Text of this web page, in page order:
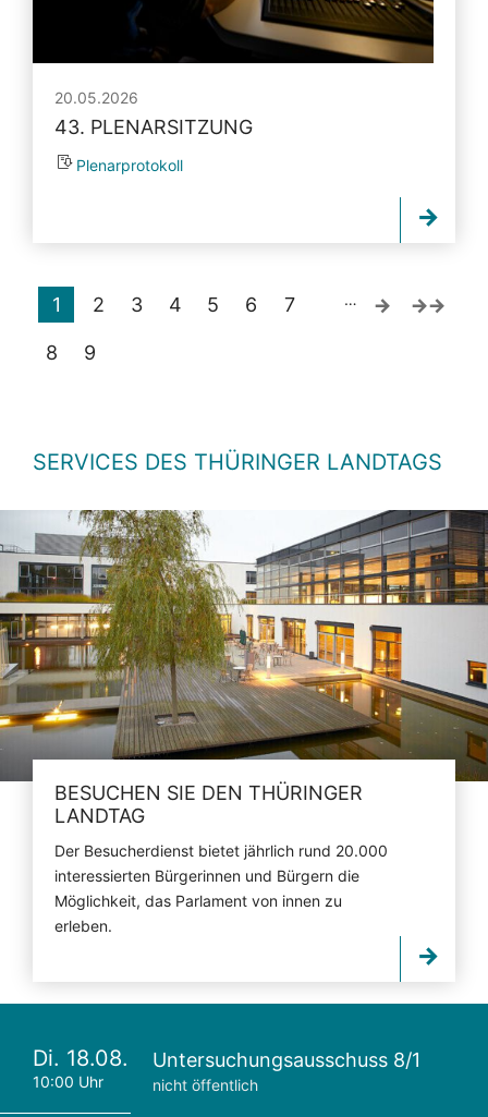
20.05.2026
43. PLENARSITZUNG
Plenarprotokoll
1 2 3 4 5 6 7
8 9
…
SERVICES DES THÜRINGER LANDTAGS
BESUCHEN SIE DEN THÜRINGER
LANDTAG
Der Besucherdienst bietet jährlich rund 20.000
interessierten Bürgerinnen und Bürgern die
Möglichkeit, das Parlament von innen zu
erleben.
Di. 18.08.
10:00 Uhr
Untersuchungsausschuss 8/1
nicht öffentlich